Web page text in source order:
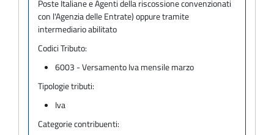
Poste Italiane e Agenti della riscossione convenzionati
con l'Agenzia delle Entrate) oppure tramite
intermediario abilitato
Codici Tributo:
6003 - Versamento Iva mensile marzo
Tipologie tributi:
Iva
Categorie contribuenti: